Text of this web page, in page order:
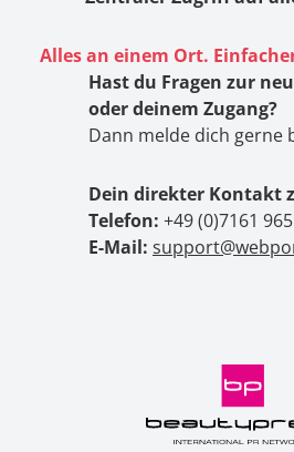
Alles an einem Ort.
Hast du Fragen zur
oder deinem Zugang?
Dann melde dich gerne
Dein direkter Kontakt
Telefon: +49 (0)7161
E-Mail: